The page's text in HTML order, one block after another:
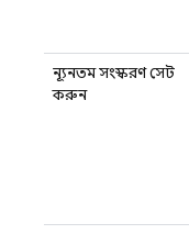
ন্যূনতম সংস্করণ সেট
করুন